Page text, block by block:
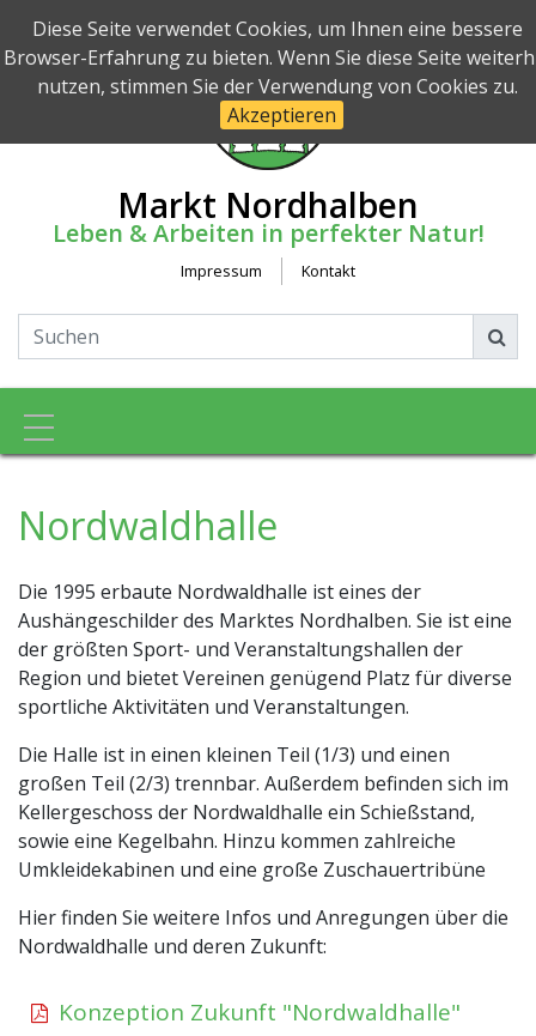
Diese Seite verwendet Cookies, um Ihnen eine bessere
Browser-Erfahrung zu bieten. Wenn Sie diese Seite
nutzen, stimmen Sie der Verwendung von Cookies zu.
Akzeptieren
Markt Nordhalben
Leben & Arbeiten in perfekter Natur!
Impressum Kontakt
Toggle navigation
Nordwaldhalle
Die 1995 erbaute Nordwaldhalle ist eines der
Aushängeschilder des Marktes Nordhalben. Sie ist eine
der größten Sport- und Veranstaltungshallen der
Region und bietet Vereinen genügend Platz für diverse
sportliche Aktivitäten und Veranstaltungen.
Die Halle ist in einen kleinen Teil (1/3) und einen
großen Teil (2/3) trennbar. Außerdem befinden sich im
Kellergeschoss der Nordwaldhalle ein Schießstand,
sowie eine Kegelbahn. Hinzu kommen zahlreiche
Umkleidekabinen und eine große Zuschauertribüne
Hier finden Sie weitere Infos und Anregungen über die
Nordwaldhalle und deren Zukunft:
Konzeption Zukunft "Nordwaldhalle"